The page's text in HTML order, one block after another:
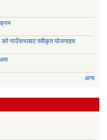
गाउँसभाबाट स्वीकृत योजनाहरु
अन्य